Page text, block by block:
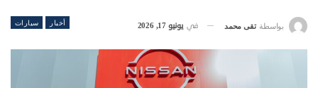
أخبار سيارات بواسطة تقى محمد في يونيو 17, 2026